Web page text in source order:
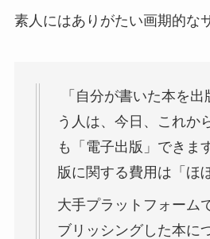
素人にはありがたい画期的な
「自分が書いた本を
う人は、今日、これか
も「電子出版」できま
版に関する費用は「ほ
大手プラットフォーム
ブリッシングした本に